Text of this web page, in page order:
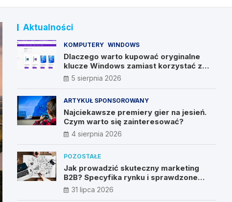
Aktualności
KOMPUTERY WINDOWS
Dlaczego warto kupować oryginalne
klucze Windows zamiast korzystać z
nieautoryzowanych źródeł?
5 sierpnia 2026
ARTYKUŁ SPONSOROWANY
Najciekawsze premiery gier na jesień.
Czym warto się zainteresować?
4 sierpnia 2026
POZOSTAŁE
Jak prowadzić skuteczny marketing
B2B? Specyfika rynku i sprawdzone
metody
31 lipca 2026